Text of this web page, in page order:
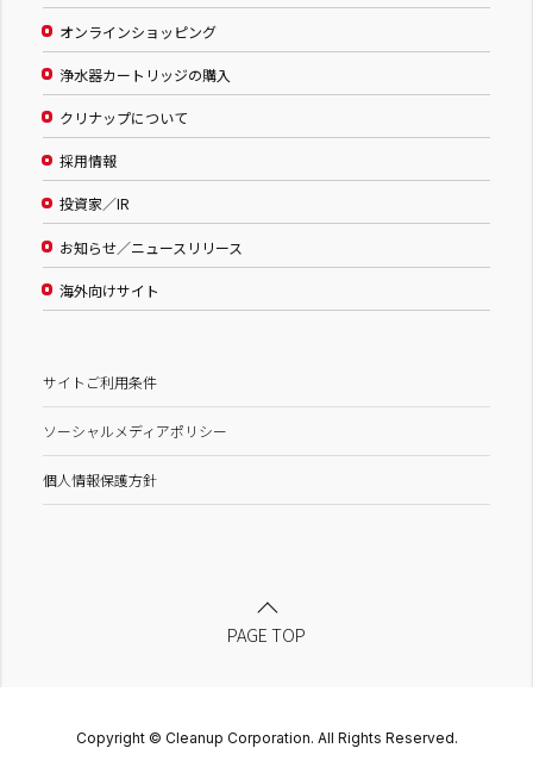
オンラインショッピング
浄水器カートリッジの購入
クリナップについて
採用情報
投資家／IR
お知らせ／ニュースリリース
海外向けサイト
サイトご利用条件
ソーシャルメディアポリシー
個人情報保護方針
PAGE TOP
Copyright © Cleanup Corporation. All Rights Reserved.